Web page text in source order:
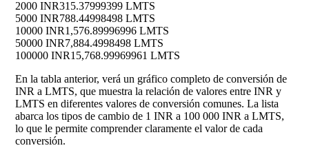
2000 INR315.37999399 LMTS
5000 INR788.44998498 LMTS
10000 INR1,576.89996996 LMTS
50000 INR7,884.4998498 LMTS
100000 INR15,768.99969961 LMTS
En la tabla anterior, verá un gráfico completo de conversión de
INR a LMTS, que muestra la relación de valores entre INR y
LMTS en diferentes valores de conversión comunes. La lista
abarca los tipos de cambio de 1 INR a 100 000 INR a LMTS,
lo que le permite comprender claramente el valor de cada
conversión.